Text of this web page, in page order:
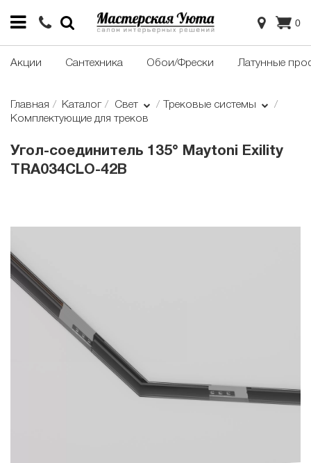
0
Акции Сантехника Обои/Фрески Латунные
Главная Каталог Свет
Трековые системы
Комплектующие для треков
Угол-соединитель 135° Maytoni Exility
TRA034CLO-42B